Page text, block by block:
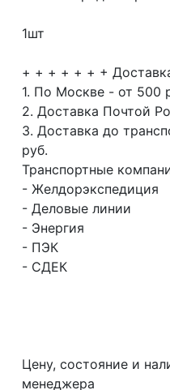
1шт
+ + + + + + +
1. По Москве - от 500
2. Доставка Почтой
3. Доставка до
руб.
Транспортные
- Желдорэкспедиция
- Деловые линии
- Энергия
- ПЭК
- СДЕК
Цену, состояние и
менеджера